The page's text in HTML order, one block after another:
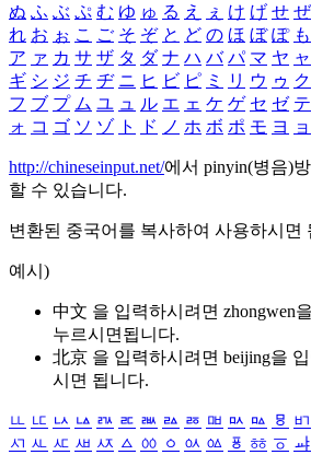
ぬ ふ ぶ ぷ む ゆ ゅ る え ぇ け げ せ ぜ
れ お ぉ こ ご そ ぞ と ど の ほ ぼ ぽ も
ア ァ カ サ ザ タ ダ ナ ハ バ パ マ ヤ ャ
ギ シ ジ チ ヂ ニ ヒ ビ ピ ミ リ ウ ゥ ク
フ ブ プ ム ユ ュ ル エ ェ ケ ゲ セ ゼ テ
ォ コ ゴ ソ ゾ ト ド ノ ホ ボ ポ モ ヨ ョ
http://chineseinput.net/에서 pinyin(병음)
할 수 있습니다.
변환된 중국어를 복사하여 사용하시면
예시)
中文 을 입력하시려면 zhongwen
누르시면됩니다.
北京 을 입력하시려면 beijing을
시면 됩니다.
ㅥ ㅦ ㅧ ㅨ ㅩ ㅪ ㅫ ㅬ ㅭ ㅮ ㅯ ㅰ ㅱ ㅲ
ㅺ ㅻ ㅼ ㅽ ㅾ ㅿ ㆀ ㆁ ㆂ ㆃ ㆄ ㆅ ㆆ ㆇ